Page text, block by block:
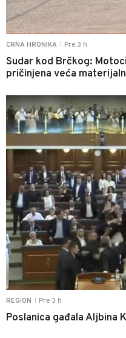
CRNA HRONIKA Pre 3 h
Sudar kod Brčkog:
pričinjena veća
REGION Pre 3 h
Poslanica gađala Aljbina